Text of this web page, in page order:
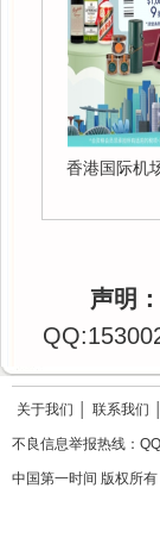
香港国际机
声明：
关于我们 联系我们
不良信息举报热线：
中国第一时间 版权所